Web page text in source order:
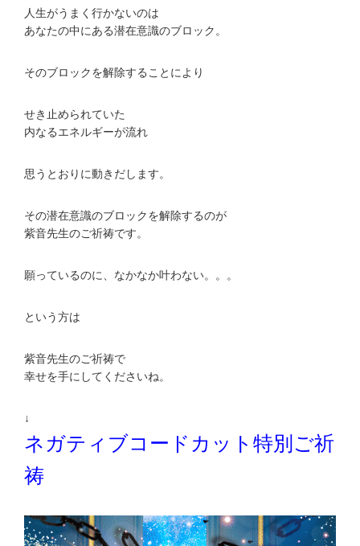
人生がうまく行かないのは
あなたの中にある潜在意識のブロック。
そのブロックを解除することにより
せき止められていた
内なるエネルギーが流れ
思うとおりに動きだします。
その潜在意識のブロックを解除するのが
紫音先生のご祈祷です。
願っているのに、なかなか叶わない。。。
という方は
紫音先生のご祈祷で
幸せを手にしてくださいね。
↓
ネガティブコードカット特別ご祈
祷